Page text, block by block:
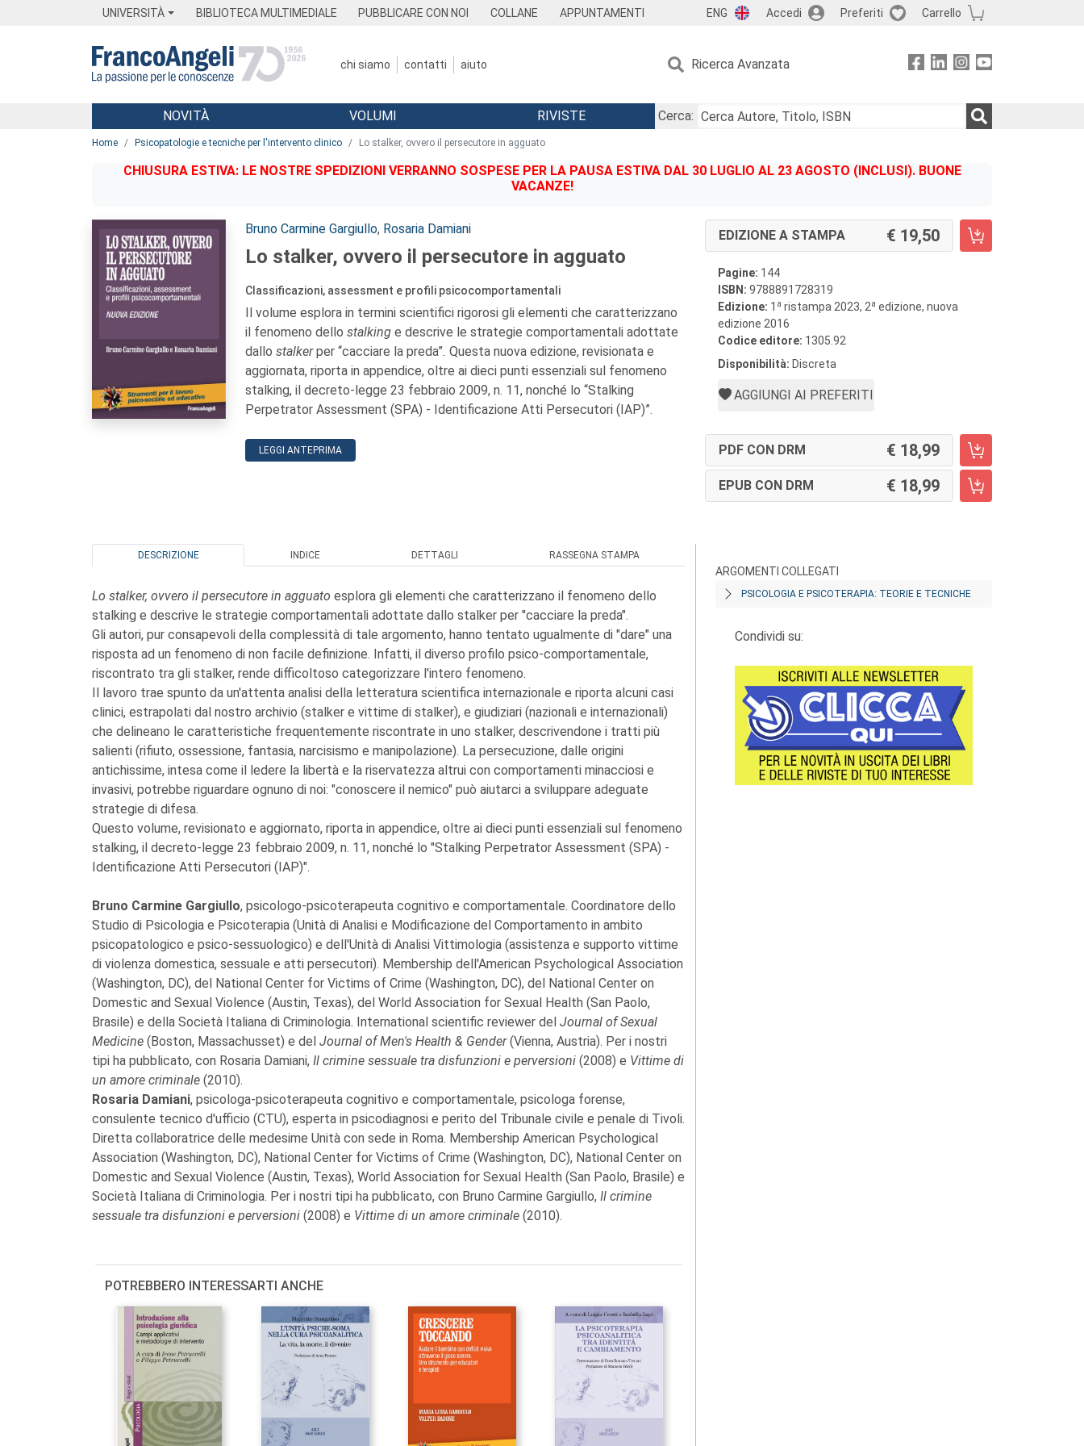
UNIVERSITÀ BIBLIOTECA MULTIMEDIALE PUBBLICARE CON NOI COLLANE APPUNTAMENTI ENG Accedi Preferiti Carrello
chi siamo contatti aiuto Ricerca Avanzata
Menu
NOVITÀ VOLUMI RIVISTE
Cerca:
Home Psicopatologie e tecniche per l'intervento clinico Lo stalker, ovvero il persecutore in agguato
CHIUSURA ESTIVA: LE NOSTRE SPEDIZIONI VERRANNO SOSPESE PER LA PAUSA ESTIVA DAL 30 LUGLIO AL 23 AGOSTO (INCLUSI). BUONE
VACANZE!
Autori:
Bruno Carmine Gargiullo, Rosaria Damiani
Lo stalker, ovvero il persecutore in agguato
Classificazioni, assessment e profili psicocomportamentali
Il volume esplora in termini scientifici rigorosi gli elementi che caratterizzano
il fenomeno dello stalking e descrive le strategie comportamentali adottate
dallo stalkerper “cacciare la preda”. Questa nuova edizione, revisionata e
aggiornata, riporta in appendice, oltre ai dieci punti essenziali sul fenomeno
stalking, il decreto-legge 23 febbraio 2009, n. 11, nonché lo “Stalking
Perpetrator Assessment (SPA) - Identificazione Atti Persecutori (IAP)”.
LEGGI ANTEPRIMA
EDIZIONE A STAMPA 19,50
Pagine: 144
ISBN: 9788891728319
Edizione: 1 a ristampa 2023, 2a edizione, nuova
edizione 2016
Codice editore: 1305.92
Disponibilità: Discreta
AGGIUNGI AI PREFERITI
PDF CON DRM 18,99
EPUB CON DRM 18,99
DESCRIZIONE INDICE DETTAGLI RASSEGNA STAMPA
Lo stalker, ovvero il persecutore in agguato esplora gli elementi che caratterizzano il fenomeno dello
stalking e descrive le strategie comportamentali adottate dallo stalker per "cacciare la preda".
Gli autori, pur consapevoli della complessità di tale argomento, hanno tentato ugualmente di "dare" una
risposta ad un fenomeno di non facile definizione. Infatti, il diverso profilo psico-comportamentale,
riscontrato tra gli stalker, rende difficoltoso categorizzare l'intero fenomeno.
Il lavoro trae spunto da un'attenta analisi della letteratura scientifica internazionale e riporta alcuni casi
clinici, estrapolati dal nostro archivio (stalker e vittime di stalker), e giudiziari (nazionali e internazionali)
che delineano le caratteristiche frequentemente riscontrate in uno stalker, descrivendone i tratti più
salienti (rifiuto, ossessione, fantasia, narcisismo e manipolazione). La persecuzione, dalle origini
antichissime, intesa come il ledere la libertà e la riservatezza altrui con comportamenti minacciosi e
invasivi, potrebbe riguardare ognuno di noi: "conoscere il nemico" può aiutarci a sviluppare adeguate
strategie di difesa.
Questo volume, revisionato e aggiornato, riporta in appendice, oltre ai dieci punti essenziali sul fenomeno
stalking, il decreto-legge 23 febbraio 2009, n. 11, nonché lo "Stalking Perpetrator Assessment (SPA) -
Identificazione Atti Persecutori (IAP)".
Bruno Carmine Gargiullo, psicologo-psicoterapeuta cognitivo e comportamentale. Coordinatore dello
Studio di Psicologia e Psicoterapia (Unità di Analisi e Modificazione del Comportamento in ambito
psicopatologico e psico-sessuologico) e dell'Unità di Analisi Vittimologia (assistenza e supporto vittime
di violenza domestica, sessuale e atti persecutori). Membership dell'American Psychological Association
(Washington, DC), del National Center for Victims of Crime (Washington, DC), del National Center on
Domestic and Sexual Violence (Austin, Texas), del World Association for Sexual Health (San Paolo,
Brasile) e della Società Italiana di Criminologia. International scientific reviewer del Journal of Sexual
Medicine (Boston, Massachusset) e del Journal of Men's Health & Gender(Vienna, Austria). Per i nostri
tipi ha pubblicato, con Rosaria Damiani, Il crimine sessuale tra disfunzioni e perversioni (2008) e Vittime di
un amore criminale (2010).
Rosaria Damiani, psicologa-psicoterapeuta cognitivo e comportamentale, psicologa forense,
consulente tecnico d'ufficio (CTU), esperta in psicodiagnosi e perito del Tribunale civile e penale di Tivoli.
Diretta collaboratrice delle medesime Unità con sede in Roma. Membership American Psychological
Association (Washington, DC), National Center for Victims of Crime (Washington, DC), National Center on
Domestic and Sexual Violence (Austin, Texas), World Association for Sexual Health (San Paolo, Brasile) e
Società Italiana di Criminologia. Per i nostri tipi ha pubblicato, con Bruno Carmine Gargiullo, Il crimine
sessuale tra disfunzioni e perversioni (2008) e Vittime di un amore criminale (2010).
POTREBBERO INTERESSARTI ANCHE
ARGOMENTI COLLEGATI
PSICOLOGIA E PSICOTERAPIA: TEORIE E TECNICHE
Condividi su: